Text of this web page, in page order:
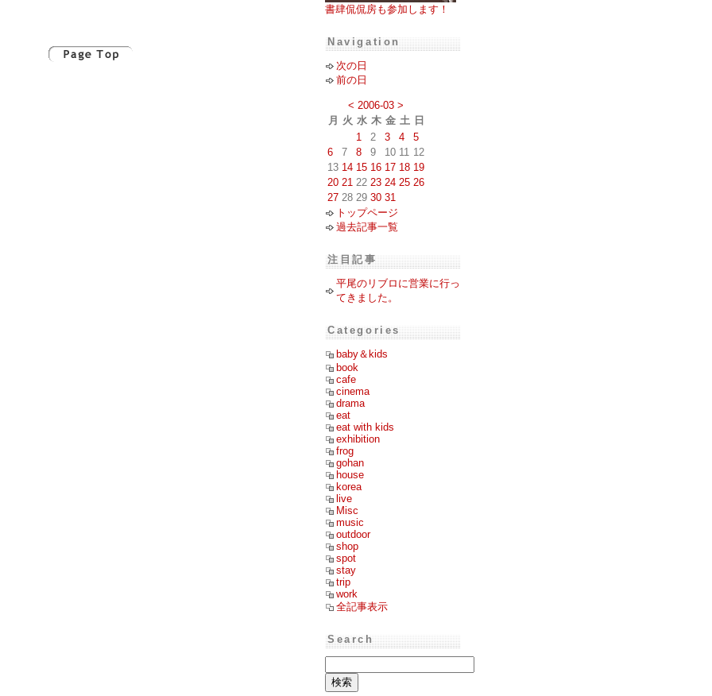
書肆侃侃房も参加します！
Navigation
次の日
前の日
< 2006-03 >
月
火 水 木 金 土 日
1
2 3 4
5
6
7 8 9 10 11 12
13 14 15 16 17 18 19
20 21 22 23 24 25 26
27 28 29 30 31
トップページ
過去記事一覧
注目記事
平尾のリブロに営業に行っ
てきました。
Categories
baby＆kids
book
cafe
cinema
drama
eat
eat with kids
exhibition
frog
gohan
house
korea
live
Misc
music
outdoor
shop
spot
stay
trip
work
全記事表示
Search